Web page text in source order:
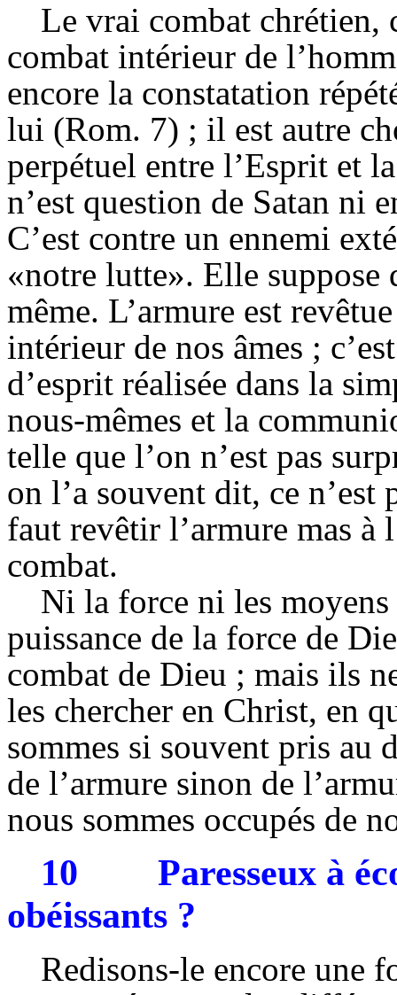
Le vrai combat chrétien,
combat intérieur de
encore la constatation
lui (Rom. 7) ; il est autre
perpétuel entre l’Esprit et
n’est question de Satan ni
C’est contre un ennemi
«notre lutte». Elle
même. L’armure est
intérieur de nos âmes ;
d’esprit réalisée dans la
nous-mêmes et la
telle que l’on n’est pas
on l’a souvent dit, ce n’est
faut revêtir l’armure mas à
combat.
Ni la force ni les moyens
puissance de la force de
combat de Dieu ; mais ils
les chercher en Christ, en
sommes si souvent pris au
de l’armure sinon de
nous sommes occupés de
10
Paresseux à
obéissants ?
Redisons-le encore une